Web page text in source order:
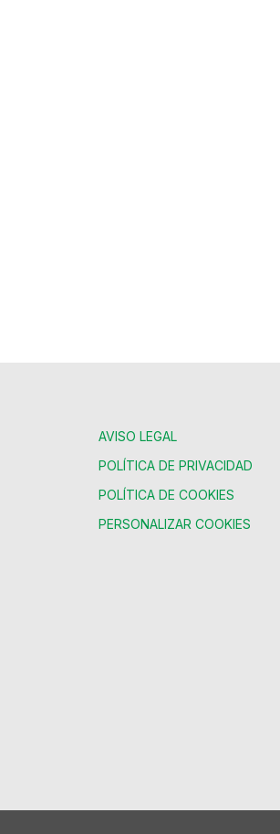
AVISO LEGAL
POLÍTICA DE PRIVACIDAD
POLÍTICA DE COOKIES
PERSONALIZAR COOKIES